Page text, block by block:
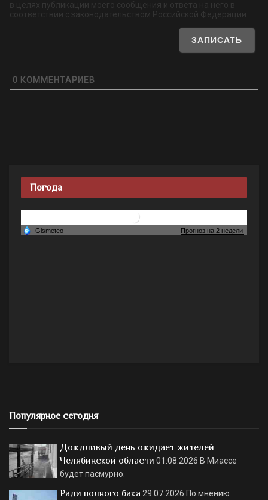
в целях публикации моего сообщения и ответа на него в
соответствии с законодательством Российской Федерации.
0 КОММЕНТАРИЕВ
Погода
Популярное сегодня
Дождливый день ожидает жителей
Челябинской области 01.08.2026 В Миассе
будет пасмурно.
Ради полного бака 29.07.2026 По мнению